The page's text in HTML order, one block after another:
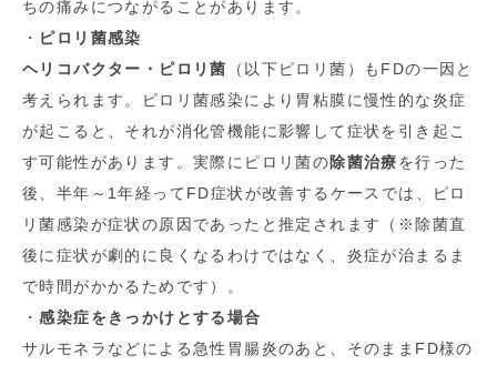
ちの痛みにつながることがあります。
・ ピロリ菌感染
ヘリコバクター・ピロリ菌
（以下ピロリ菌）もFDの一因と
考えられます。ピロリ菌感染により胃粘膜に慢性的な炎症
が起こると、それが消化管機能に影響して症状を引き起こ
す可能性があります。実際にピロリ菌の除菌治療を行った
後、半年～1年経ってFD症状が改善するケースでは、ピロ
リ菌感染が症状の原因であったと推定されます（※除菌直
後に症状が劇的に良くなるわけではなく、炎症が治まるま
で時間がかかるためです）。
・感染症をきっかけとする場合
サルモネラなどによる急性胃腸炎のあと、そのままFD様の